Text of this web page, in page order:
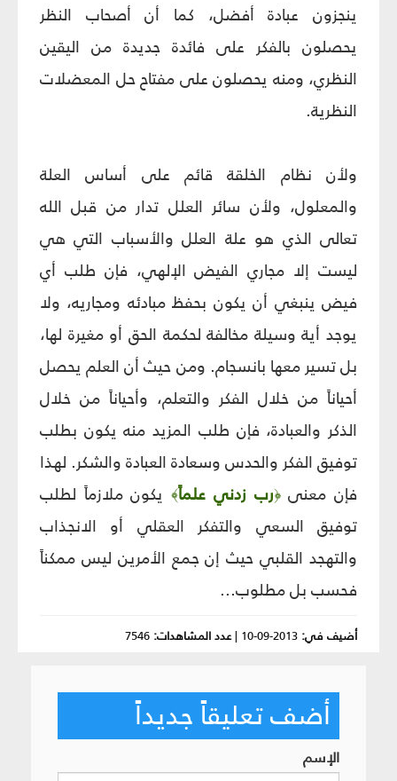
ينجزون عبادة أفضل، كما أن أصحاب النظر
يحصلون بالفكر على فائدة جديدة من اليقين
النظري، ومنه يحصلون على مفتاح حل المعضلات
النظرية.
ولأن نظام الخلقة قائم على أساس العلة
والمعلول، ولأن سائر العلل تدار من قبل الله
تعالى الذي هو علة العلل والأسباب التي هي
ليست إلا مجاري الفيض الإلهي، فإن طلب أي
فيض ينبغي أن يكون بحفظ مبادئه ومجاريه، ولا
يوجد أية وسيلة مخالفة لحكمة الحق أو مغيرة لها،
بل تسير معها بانسجام. ومن حيث أن العلم يحصل
أحياناً من خلال الفكر والتعلم، وأحياناً من خلال
الذكر والعبادة، فإن طلب المزيد منه يكون بطلب
توفيق الفكر والحدس وسعادة العبادة والشكر. لهذا
فإن معنى﴿رب زدني علماً﴾يكون ملازماً لطلب
توفيق السعي والتفكر العقلي أو الانجذاب
والتهجد القلبي حيث إن جمع الأمرين ليس ممكناً
فحسب بل مطلوب...
أضيف في: 2013-09-10
|عدد المشاهدات: 7546
أضف تعليقاً جديداً
الإسم